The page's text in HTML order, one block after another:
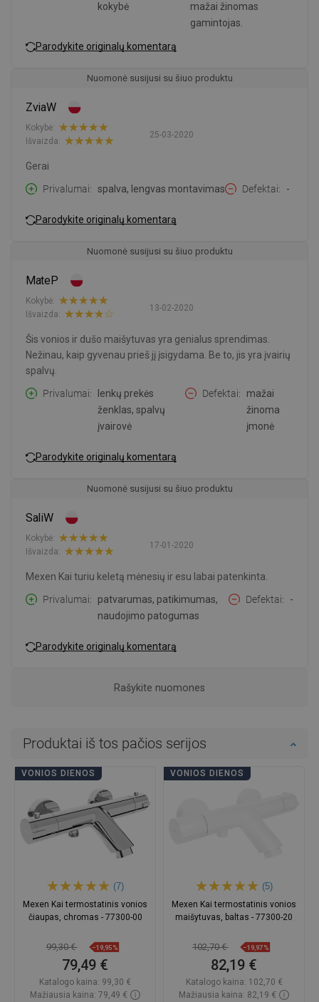
kokybė
mažai žinomas
gamintojas.
Parodykite originalų komentarą
Nuomonė susijusi su šiuo produktu
ZviaW
25-03-2020
Kokybė:
Išvaizda:
Gerai
Privalumai
spalva, lengvas montavimas Defektai -
Parodykite originalų komentarą
Nuomonė susijusi su šiuo produktu
MateP
13-02-2020
Kokybė:
Išvaizda:
Šis vonios ir dušo maišytuvas yra genialus sprendimas.
Nežinau, kaip gyvenau prieš jį įsigydama. Be to, jis yra įvairių
spalvų.
Privalumai
lenkų prekės
ženklas, spalvų
įvairovė
Defektai
mažai
žinoma
įmonė
Parodykite originalų komentarą
Nuomonė susijusi su šiuo produktu
SaliW
17-01-2020
Kokybė:
Išvaizda:
Mexen Kai turiu keletą mėnesių ir esu labai patenkinta.
Privalumai
patvarumas, patikimumas,
naudojimo patogumas
Defektai -
Parodykite originalų komentarą
Rašykite nuomones
Produktai iš tos pačios serijos
VONIOS DIENOS
(7)
Mexen Kai termostatinis vonios
čiaupas, chromas - 77300-00
99,30 € −19,95%
79,49 €
Katalogo kaina: 99,30 €
Mažiausia kaina: 79,49 €
VONIOS DIENOS
(5)
Mexen Kai termostatinis vonios
maišytuvas, baltas - 77300-20
102,70 € −19,97%
82,19 €
Katalogo kaina: 102,70 €
Mažiausia kaina: 82,19 €